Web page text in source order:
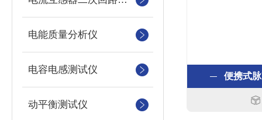
电能质量分析仪
电容电感测试仪
动平衡测试仪
便携式